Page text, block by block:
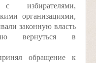
избирателями,
организациями,
законную власть
вернуться в
обращение к